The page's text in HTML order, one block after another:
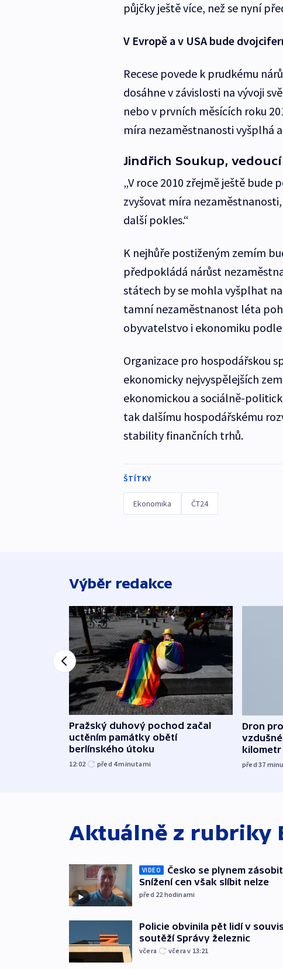
půjčky ještě více, než se nyní
V Evropě a v USA bude
Recese povede k prudkému
dosáhne v závislosti na vývoji
nebo v prvních měsících roku
míra nezaměstnanosti vyšplhá
Jindřich Soukup,
„V roce 2010 zřejmě ještě
zvyšovat míra
další pokles.“
K nejhůře postiženým zemím
předpokládá nárůst
státech by se mohla vyšplhat
tamní nezaměstnanost léta
obyvatelstvo i ekonomiku
Organizace pro hospodářskou
ekonomicky nejvyspělejších
ekonomickou a sociálně-
tak dalšímu hospodářskému
stability finančních trhů.
ŠTÍTKY
Ekonomika ČT24
Výběr redakce
Pražský duhový pochod začal
uctěním památky obětí
berlínského útoku
12:02 před 4minutami
Dron
před 37
Aktuálně z rubriky
VIDEO
Česko se plynem
Snížení cen však slíbit nelze
před 22 hodinami
Policie obvinila pět lidí v
soutěží Správy železnic
včera včera v 13:21